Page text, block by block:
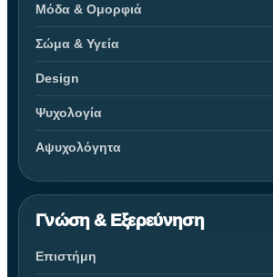
Μόδα & Ομορφιά
Σώμα & Υγεία
Design
Ψυχολογία
Αψυχολόγητα
Γνώση & Εξερεύνηση
Επιστήμη